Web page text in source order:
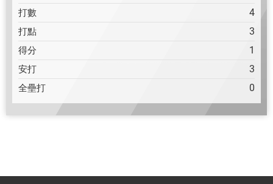
打數 4
打點 3
得分 1
安打 3
全壘打 0